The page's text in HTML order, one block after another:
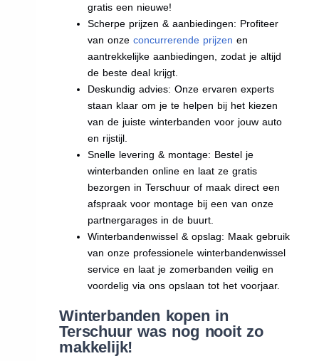
gratis een nieuwe!
Scherpe prijzen & aanbiedingen: Profiteer
van onzeconcurrerende prijzen en
aantrekkelijke aanbiedingen, zodat je altijd
de beste deal krijgt.
Deskundig advies: Onze ervaren experts
staan klaar om je te helpen bij het kiezen
van de juiste winterbanden voor jouw auto
en rijstijl.
Snelle levering & montage: Bestel je
winterbanden online en laat ze gratis
bezorgen in Terschuur of maak direct een
afspraak voor montage bij een van onze
partnergarages in de buurt.
Winterbandenwissel & opslag: Maak gebruik
van onze professionele winterbandenwissel
service en laat je zomerbanden veilig en
voordelig via ons opslaan tot het voorjaar.
Winterbanden kopen in
Terschuur was nog nooit zo
makkelijk!